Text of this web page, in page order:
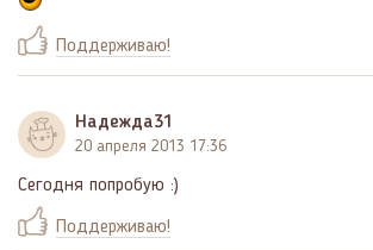
Поддерживаю!
Надежда31
20 апреля 2013 17:36
Сегодня попробую :)
Поддерживаю!